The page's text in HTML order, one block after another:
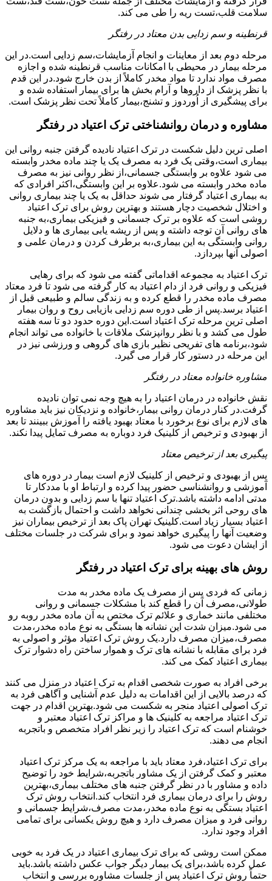
سلامت قلب،تست ریه را طی می کند.
قرنطینه و سم زدایی بدن معتاد در رفتگر
مرحله دوم بعد از معاینات و انجام آزمایشات،سم زدایی است.در این
مرحله بیمار در محیطی با امکانات مناسب قرنطینه شده و اجازه
مصرف مواد ندارد تا مواد مخدر کاملاً از بدن خارج شود.در این قدم
با نظر پزشک از داروها و آرام بخش ها برای بیمار استفاده شده و
برای پیشگیری از اُوردوز و تشنج،بیمار کاملاً تحت نظر پزشک است.
مشاوره و درمان روانشناختی ترک اعتیاد در رفتگر
اصلی ترین دلیل شکست در ترک اعتیاد نادیده گرفتن جنبه روانی این
بیماری است،وقتی یک فرد به مصرف یک یا چند ماده مخدر وابسته
می شود علاوه بر وابستگی جسمانی،از نظر روانی نیز به مصرف
ماده مخدر وابسته می شود.علاوه بر این وابستگی،اکثر افرادی که
به بیماری اعتیاد گرفتار می شوند حداقل به یک یا چند بیماری روانی
و اختلال شخصیت دچار هستند و بهترین روش برای ترک اعتیاد
روشی است که علاوه بر ترک جسمانی و فیزیکی بیماری،به جنبه
های روانی آن توجه داشته و پس از ریشه یابی بیماری ها و دلایل
روانی وابستگی به این بیماری،به برطرف کردن و درمان علمی و
اصولی آنها بپردازد.
ترک اعتیاد به مجموعه اقداماتی گفته می شود که برای رهایی
فیزیکی و روانی فرد از دام اعتیاد به کار گرفته می شود تا فرد معتاد
مصرف ماده مخدر را قطع کرده و به زندگی سالم و طبیعی قبل از
اعتیاد برسد.پس از طی دوره سم زدایی بازیابی روح و روان بیمار
اصلی ترین مرحله ترک اعتیاد است.این دوره حدود دو تا سه هفته
طول می کشد و با نظر روانپزشک ملاقات با خانواده می تواند انجام
شود،برنامه های تفریحی نظیر بازی های گروهی و ورزشی نیز در
این مرحله در دستور کار قرار می گیرد.
مشاوره خانواده معتاد در رفتگر
نقش خانواده در درمان اعتیاد را به هیچ وجه نمی توان نادیده
گرفت.در کنار درمان روانی بیمار،خانواده و نزدیکان نیز باید مشاوره
های لازم برای نوع برخورد با معتاد بهبود یافته را آموزش ببینند تا بعد
از بهبودی و ترخیص از کلینیک فرد دوباره به مصرف تمایل پیدا نکند.
پیگیری بعد از ترخیص معتاد
پس از بهبودی و ترخیص از کلینیک لازم است بیمار در دوره های
آموزشی و روانشناسی حضور پیدا کرده و ارتباط او با مددکار تا
مدتی ادامه داشته باشد.ترک اعتیاد تنها با سم زدایی و بدون درمان
های روحی اثر بخشی چندانی نخواهد داشت و احتمال بازگشت به
اعتیاد بسیار زیاد است.کلینیک تهران پاک بعد از ترخیص بیماران نیز
وضعیت آنها را پیگیری خواهد نمود و برای شرکت در جلسات مختلف
از ایشان دعوت می شود.
روش های بهینه برای ترک اعتیاد در رفتگر
زمانی که فردی پس از مصرف یک ماده مخدر به مدت
طولانی،مصرف آن را قطع کند با مشکلات جسمانی و روانی
مختلفی مانند خماری و علائم ترک مختص به آن ماده مخدر روبه رو
می شود.میزان شدت این نشانه ها بستگی به نوع ماده مخدر،مدت
مصرف،میزان مصرف دارد.یک روش ترک اعتیاد مؤثر و اصولی به
فرد برای مقابله با نشانه های ترک و هموار ساختن راه دشوار ترک
بیماری اعتیاد کمک می کند.
برخی افراد به صورت شخصی اقدام به ترک اعتیاد در منزل می کنند
که درصد بالایی از این اقدامات به دلیل عدم آشنایی و آگاهی فرد به
ترک اصولی اعتیاد منجر به شکست می شود.بهترین اقدام در جهت
ترک اعتیاد مراجعه به کلینیک ها و مراکز ترک اعتیاد معتبر و
خوشنام است که ترک اعتیاد را زیر نظر افراد متخصص و باتجربه
انجام می دهند.
برای ترک اعتیاد،فرد معتاد باید با مراجعه به یک مرکز ترک اعتیاد
معتبر و کمک گرفتن از یک مشاور باتجربه،شرایط خود را توضیح
داده و مشاور با در نظر گرفتن جنبه های مختلف بیماری،بهترین
روش را برای درمان بیماری فرد انتخاب کند.انتخاب روش ترک
اعتیاد بستگی به نوع ماده مخدر،مدت مصرف،شرایط جسمانی و
روانی فرد و میزان مصرف دارد و هیچ روش یکسانی برای تمامی
افراد وجود ندارد.
ممکن است روشی که برای ترک بیماری اعتیاد در یک فرد به خوبی
عمل کرده باشد،برای یک بیمار دیگر جواب عکس داشته باشد.باید
حتماً روش ترک اعتیاد پس از جلسات مشاوره بررسی و انتخاب